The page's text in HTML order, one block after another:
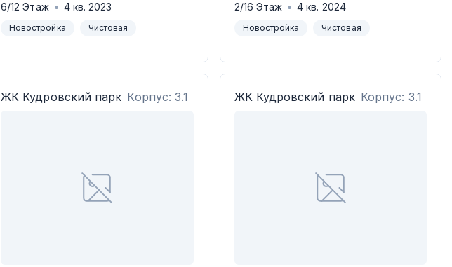
6/12 Этаж 4кв.2023
Новостройка Чистовая
2/16 Этаж 4 кв. 2024
Новостройка Чистовая
ЖК Кудровский парк Корпус: 3.1 ЖК Кудровский парк Корпус: 3.1